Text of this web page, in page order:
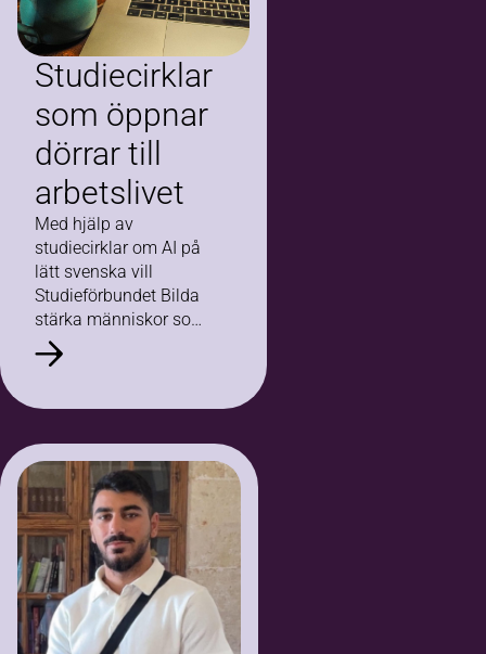
Studiecirklar
som öppnar
dörrar till
arbetslivet
Med hjälp av
studiecirklar om AI på
lätt svenska vill
Studieförbundet Bilda
stärka människor som
står utanför
arbetsmarknaden.
övningar, vägledning
och digitala verktyg får
deltagarna nya
möjligheter att…